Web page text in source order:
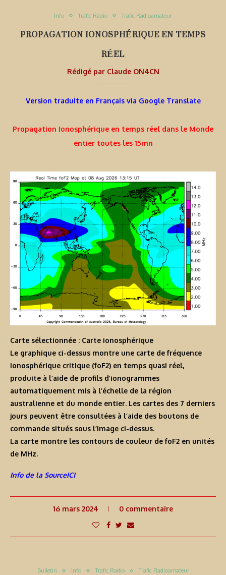
Info Trafic Radio Trafic Radioamateur
PROPAGATION IONOSPHÉRIQUE EN TEMPS
RÉEL
Rédigé par Claude ON4CN
Version traduite en Français via Google Translate
Propagation Ionosphérique en temps réel dans le Monde
entier toutes les 15mn
Carte sélectionnée : Carte ionosphérique
Le graphique ci-dessus montre une carte de fréquence
ionosphérique critique (foF2) en temps quasi réel,
produite à l’aide de profils d’ionogrammes
automatiquement mis à l’échelle de la région
australienne et du monde entier. Les cartes des 7 derniers
jours peuvent être consultées à l’aide des boutons de
commande situés sous l’image ci-dessus.
La carte montre les contours de couleur de foF2 en unités
de MHz.
Info de la SourceICI
16 mars 2024 0 commentaire
Bulletin Info Trafic Radio Trafic Radioamateur